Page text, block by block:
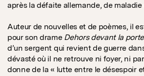
après la défaite allemande, de maladie
Auteur de nouvelles et de poèmes, il
pour son drame Dehors devant la porte
d’un sergent qui revient de guerre
dévasté où il ne retrouve ni foyer, ni
donne de la « lutte entre le désespoir